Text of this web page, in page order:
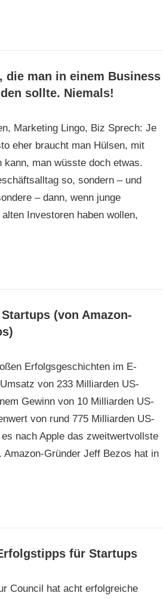
die man in einem Business
sollte. Niemals!
Marketing Lingo, Biz Sprech: Je
eher braucht man Hülsen, mit
kann, man wüsste doch etwas.
so, sondern – und
– dann, wenn junge
Investoren haben wollen,
(von Amazon-
Erfolgsgeschichten im E-
von 233 Milliarden US-
Gewinn von 10 Milliarden US-
von rund 775 Milliarden US-
nach Apple das zweitwertvollste
Amazon-Gründer Jeff Bezos hat in
für Startups
Council hat acht erfolgreiche